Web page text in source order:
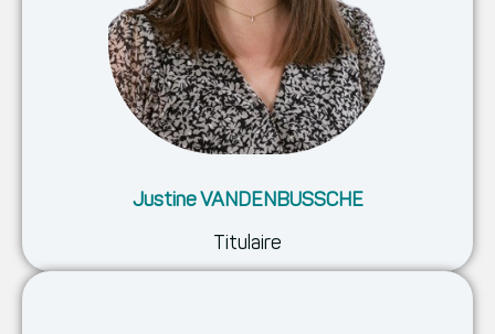
Justine VANDENBUSSCHE
Titulaire